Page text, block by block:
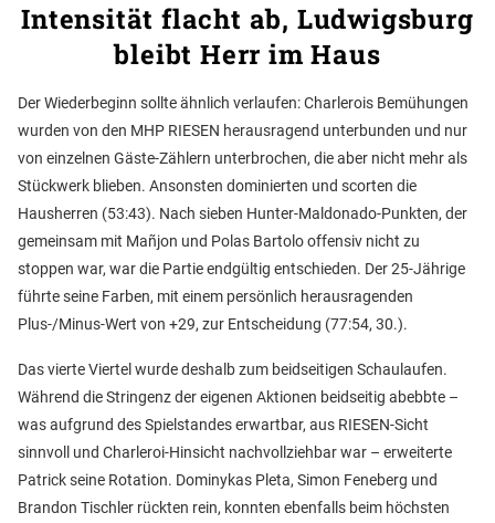
Intensität flacht ab, Ludwigsburg
bleibt Herr im Haus
Der Wiederbeginn sollte ähnlich verlaufen: Charlerois Bemühungen
wurden von den MHP RIESEN herausragend unterbunden und nur
von einzelnen Gäste-Zählern unterbrochen, die aber nicht mehr als
Stückwerk blieben. Ansonsten dominierten und scorten die
Hausherren (53:43). Nach sieben Hunter-Maldonado-Punkten, der
gemeinsam mit Mañjon und Polas Bartolo offensiv nicht zu
stoppen war, war die Partie endgültig entschieden. Der 25-Jährige
führte seine Farben, mit einem persönlich herausragenden
Plus-/Minus-Wert von +29, zur Entscheidung (77:54, 30.).
Das vierte Viertel wurde deshalb zum beidseitigen Schaulaufen.
Während die Stringenz der eigenen Aktionen beidseitig abebbte –
was aufgrund des Spielstandes erwartbar, aus RIESEN-Sicht
sinnvoll und Charleroi-Hinsicht nachvollziehbar war – erweiterte
Patrick seine Rotation. Dominykas Pleta, Simon Feneberg und
Brandon Tischler rückten rein, konnten ebenfalls beim höchsten